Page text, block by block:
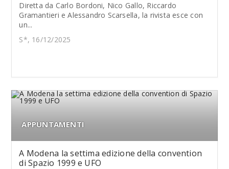
Diretta da Carlo Bordoni, Nico Gallo, Riccardo
Gramantieri e Alessandro Scarsella, la rivista esce con
un...
S*, 16/12/2025
APPUNTAMENTI
A Modena la settima edizione della convention
di Spazio 1999 e UFO